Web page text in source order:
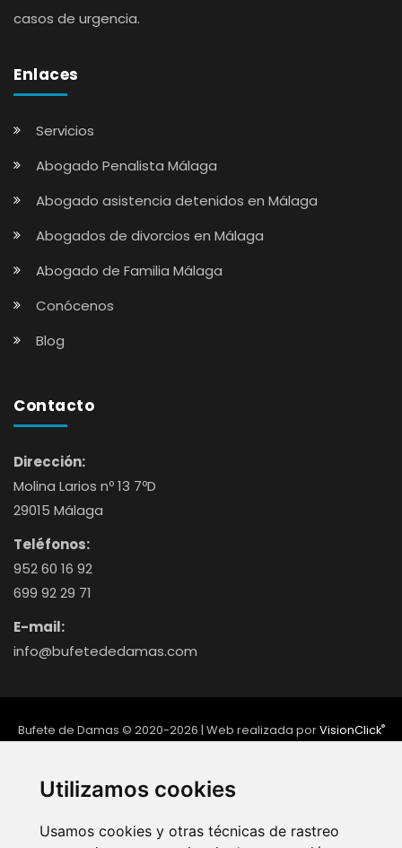
Utilizamos cookies
Usamos cookies y otras técnicas de rastreo
casos de urgencia.
Enlaces
Servicios
Abogado Penalista Málaga
Abogado asistencia detenidos en Málaga
Abogados de divorcios en Málaga
Abogado de Familia Málaga
Conócenos
Blog
Contacto
Dirección:
Molina Larios nº 13 7ºD
29015 Málaga
Teléfonos:
952 60 16 92
699 92 29 71
E-mail:
info@bufetededamas.com
Bufete de Damas © 2020-2026 | Web realizada porVisionClick®